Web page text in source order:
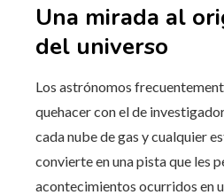
Una mirada al
del universo
Los astrónomos
quehacer con el de
cada nube de gas y cualquier
convierte en una pista que les
acontecimientos ocurridos en